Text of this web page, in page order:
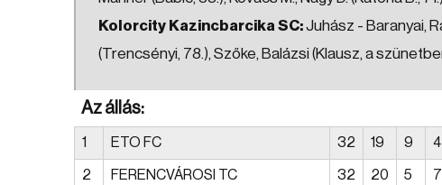
Kolorcity Kazincbarcika SC:Juhász - Baranyai,
(Trencsényi, 78.), Szőke, Balázsi (Klausz, a
Az állás:
1 ETO FC 32 19 9 4
2 FERENCVÁROSI TC 32 20 5 7